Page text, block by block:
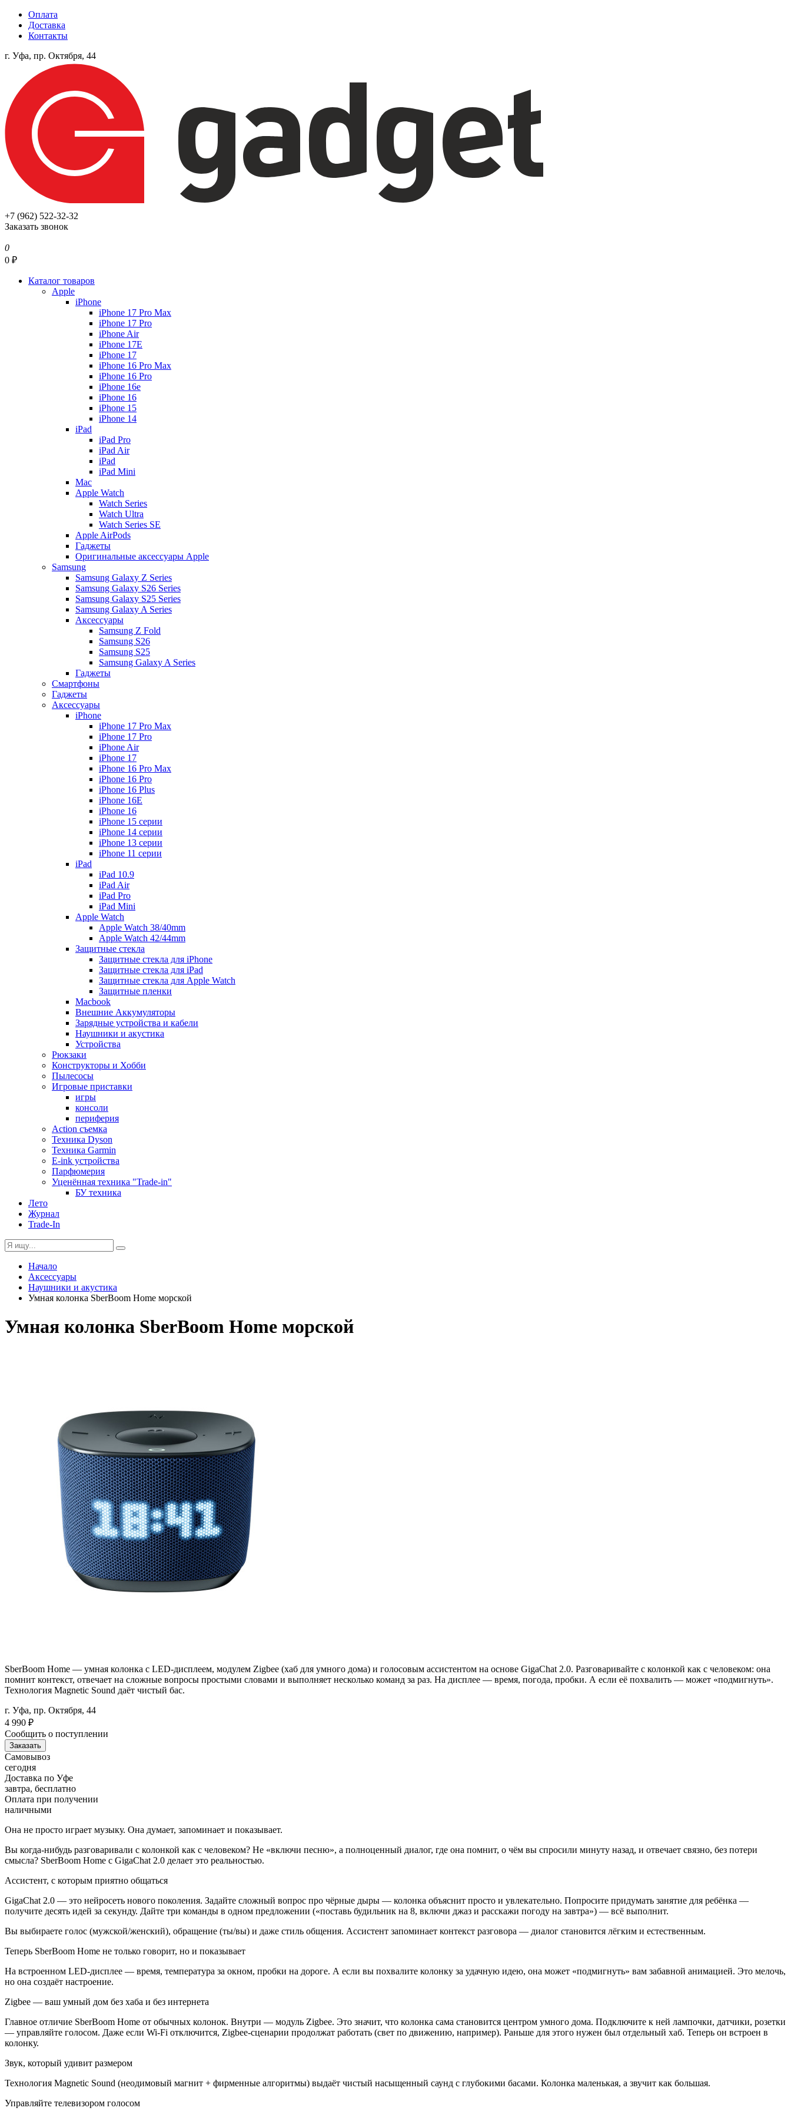
Оплата
Доставка
Контакты
г. Уфа, пр. Октября, 44
+7 (962) 522-32-32
Заказать звонок
0
0 ₽
Каталог товаров
Apple
iPhone
iPhone 17 Pro Max
iPhone 17 Pro
iPhone Air
iPhone 17E
iPhone 17
iPhone 16 Pro Max
iPhone 16 Pro
iPhone 16e
iPhone 16
iPhone 15
iPhone 14
iPad
iPad Pro
iPad Air
iPad
iPad Mini
Mac
Apple Watch
Watch Series
Watch Ultra
Watch Series SE
Apple AirPods
Гаджеты
Оригинальные аксессуары Apple
Samsung
Samsung Galaxy Z Series
Samsung Galaxy S26 Series
Samsung Galaxy S25 Series
Samsung Galaxy A Series
Аксессуары
Samsung Z Fold
Samsung S26
Samsung S25
Samsung Galaxy A Series
Гаджеты
Смартфоны
Гаджеты
Аксессуары
iPhone
iPhone 17 Pro Max
iPhone 17 Pro
iPhone Air
iPhone 17
iPhone 16 Pro Max
iPhone 16 Pro
iPhone 16 Plus
iPhone 16E
iPhone 16
iPhone 15 серии
iPhone 14 серии
iPhone 13 серии
iPhone 11 серии
iPad
iPad 10.9
iPad Air
iPad Pro
iPad Mini
Apple Watch
Apple Watch 38/40mm
Apple Watch 42/44mm
Защитные стекла
Защитные стекла для iPhone
Защитные стекла для iPad
Защитные стекла для Apple Watch
Защитные пленки
Macbook
Внешние Аккумуляторы
Зарядные устройства и кабели
Наушники и акустика
Устройства
Рюкзаки
Конструкторы и Хобби
Пылесосы
Игровые приставки
игры
консоли
периферия
Action съемка
Техника Dyson
Техника Garmin
E-ink устройства
Парфюмерия
Уценённая техника "Trade-in"
БУ техника
Лето
Журнал
Trade-In
Начало
Аксессуары
Наушники и акустика
Умная колонка SberBoom Home морской
Умная колонка SberBoom Home морской
SberBoom Home — умная колонка с LED-дисплеем, модулем Zigbee (хаб для умного дома) и голосовым ассистентом на основе GigaChat 2.0. Разговаривайте с колонкой как с человеком: она
помнит контекст, отвечает на сложные вопросы простыми словами и выполняет несколько команд за раз. На дисплее — время, погода, пробки. А если её похвалить — может «подмигнуть».
Технология Magnetic Sound даёт чистый бас.
г. Уфа, пр. Октября, 44
4 990 ₽
Сообщить о поступлении
Заказать
Самовывоз
сегодня
Доставка по Уфе
завтра, бесплатно
Оплата при получении
наличными
Она не просто играет музыку. Она думает, запоминает и показывает.
Вы когда-нибудь разговаривали с колонкой как с человеком? Не «включи песню», а полноценный диалог, где она помнит, о чём вы спросили минуту назад, и отвечает связно, без потери
смысла? SberBoom Home с GigaChat 2.0 делает это реальностью.
Ассистент, с которым приятно общаться
GigaChat 2.0 — это нейросеть нового поколения. Задайте сложный вопрос про чёрные дыры — колонка объяснит просто и увлекательно. Попросите придумать занятие для ребёнка —
получите десять идей за секунду. Дайте три команды в одном предложении («поставь будильник на 8, включи джаз и расскажи погоду на завтра») — всё выполнит.
Вы выбираете голос (мужской/женский), обращение (ты/вы) и даже стиль общения. Ассистент запоминает контекст разговора — диалог становится лёгким и естественным.
Теперь SberBoom Home не только говорит, но и показывает
На встроенном LED-дисплее — время, температура за окном, пробки на дороге. А если вы похвалите колонку за удачную идею, она может «подмигнуть» вам забавной анимацией. Это мелочь,
но она создаёт настроение.
Zigbee — ваш умный дом без хаба и без интернета
Главное отличие SberBoom Home от обычных колонок. Внутри — модуль Zigbee. Это значит, что колонка сама становится центром умного дома. Подключите к ней лампочки, датчики, розетки
— управляйте голосом. Даже если Wi-Fi отключится, Zigbee-сценарии продолжат работать (свет по движению, например). Раньше для этого нужен был отдельный хаб. Теперь он встроен в
колонку.
Звук, который удивит размером
Технология Magnetic Sound (неодимовый магнит + фирменные алгоритмы) выдаёт чистый насыщенный саунд с глубокими басами. Колонка маленькая, а звучит как большая.
Управляйте телевизором голосом